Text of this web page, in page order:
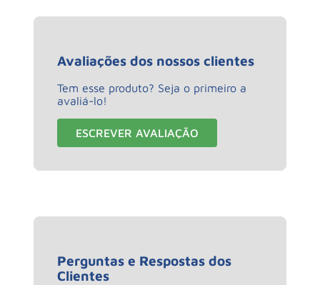
Avaliações dos nossos clientes
Tem esse produto? Seja o primeiro a
avaliá-lo!
ESCREVER AVALIAÇÃO
Perguntas e Respostas dos
Clientes